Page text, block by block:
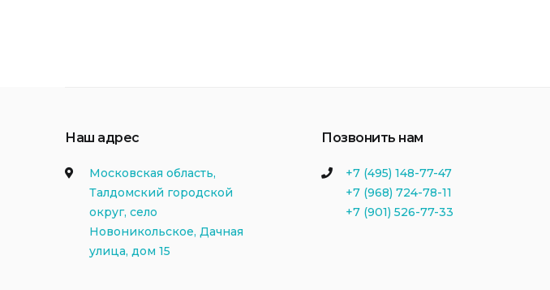
Наш адрес
Московская область,
Талдомский городской
округ, село
Новоникольское, Дачная
улица, дом 15
Позвонить нам
+7 (495) 148-77-47
+7 (968) 724-78-11
+7 (901) 526-77-33